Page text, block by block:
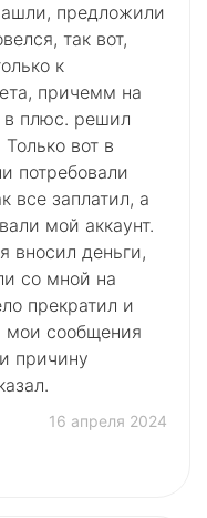
предложили
так вот,
к
причемм на
в плюс. решил
вот в
потребовали
все заплатил, а
мой аккаунт.
вносил деньги,
со мной на
прекратил и
мои сообщения
причину
16 апреля 2024